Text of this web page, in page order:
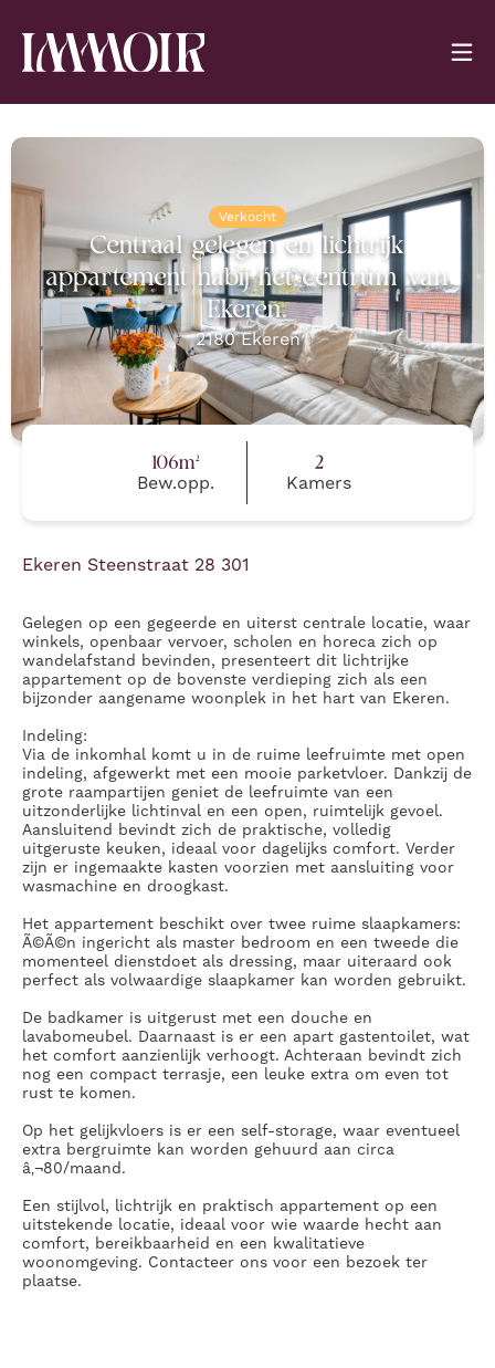
Verkocht
Centraal gelegen en lichtrijk
appartement nabij het centrum van
Ekeren.
2180 Ekeren
106m²
Bew.opp.
2
Kamers
Ekeren Steenstraat 28 301
Gelegen op een gegeerde en uiterst centrale locatie, waar
winkels, openbaar vervoer, scholen en horeca zich op
wandelafstand bevinden, presenteert dit lichtrijke
appartement op de bovenste verdieping zich als een
bijzonder aangename woonplek in het hart van Ekeren.
Indeling:
Via de inkomhal komt u in de ruime leefruimte met open
indeling, afgewerkt met een mooie parketvloer. Dankzij de
grote raampartijen geniet de leefruimte van een
uitzonderlijke lichtinval en een open, ruimtelijk gevoel.
Aansluitend bevindt zich de praktische, volledig
uitgeruste keuken, ideaal voor dagelijks comfort. Verder
zijn er ingemaakte kasten voorzien met aansluiting voor
wasmachine en droogkast.
Het appartement beschikt over twee ruime slaapkamers:
Ã©Ã©n ingericht als master bedroom en een tweede die
momenteel dienstdoet als dressing, maar uiteraard ook
perfect als volwaardige slaapkamer kan worden gebruikt.
De badkamer is uitgerust met een douche en
lavabomeubel. Daarnaast is er een apart gastentoilet, wat
het comfort aanzienlijk verhoogt. Achteraan bevindt zich
nog een compact terrasje, een leuke extra om even tot
rust te komen.
Op het gelijkvloers is er een self-storage, waar eventueel
extra bergruimte kan worden gehuurd aan circa
â‚¬80/maand.
Een stijlvol, lichtrijk en praktisch appartement op een
uitstekende locatie, ideaal voor wie waarde hecht aan
comfort, bereikbaarheid en een kwalitatieve
woonomgeving. Contacteer ons voor een bezoek ter
plaatse.